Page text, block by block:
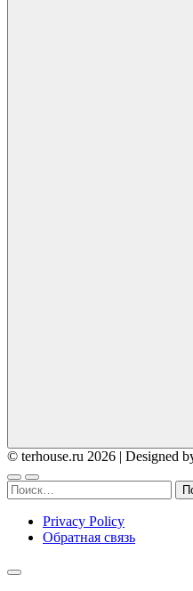
© terhouse.ru 2026 | Designed
Найти:
Privacy Policy
Обратная связь